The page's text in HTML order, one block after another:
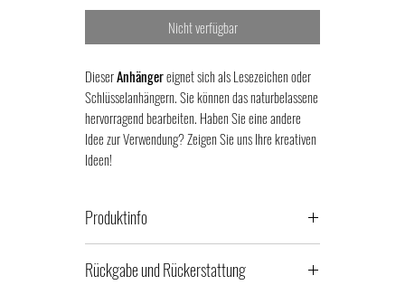
Nicht verfügbar
DieserAnhängereignet sich als Lesezeichen oder
Schlüsselanhängern. Sie können das naturbelassene
hervorragend bearbeiten. Haben Sie eine andere
Idee zur Verwendung? Zeigen Sie uns Ihre kreativen
Ideen!
Produktinfo
Das Produkt wird mit einem Präzisionslaser für die
Rückgabe und Rückerstattung